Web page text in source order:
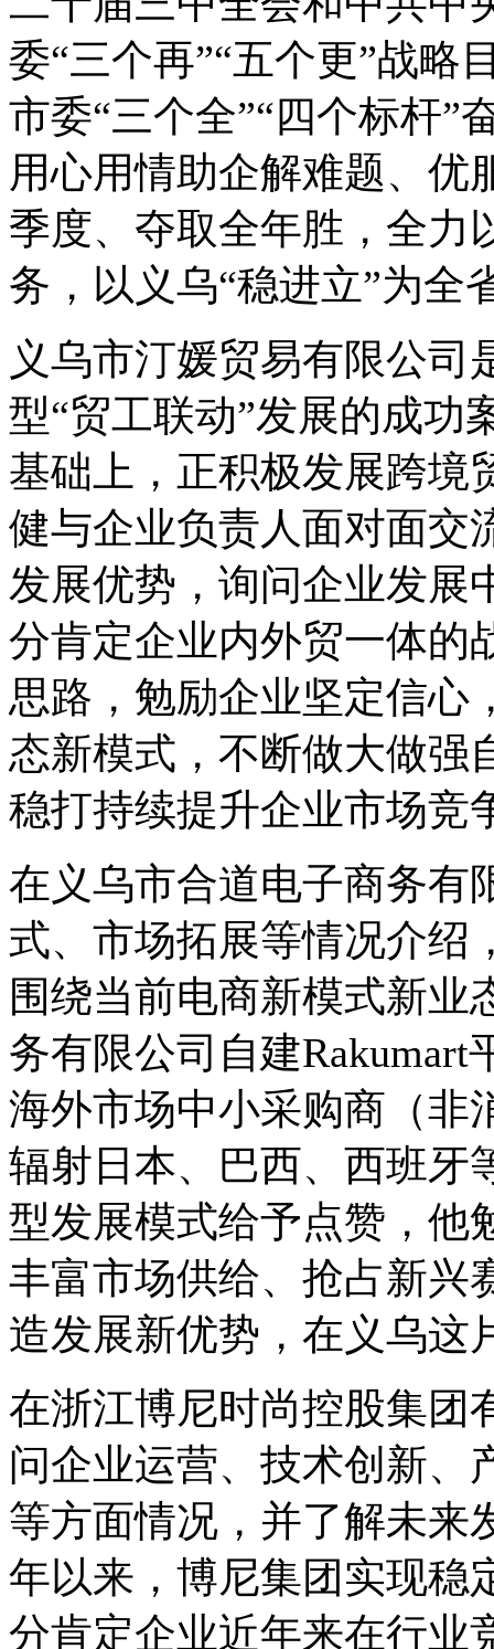
委“三个再”“五个更”战略
市委“三个全”“四个标杆”
用心用情助企解难题、优
季度、夺取全年胜，全力
务，以义乌“稳进立”为全
义乌市汀媛贸易有限公司
型“贸工联动”发展的成功
基础上，正积极发展跨境
健与企业负责人面对面交
发展优势，询问企业发展
分肯定企业内外贸一体的
思路，勉励企业坚定信心
态新模式，不断做大做强
稳打持续提升企业市场竞
在义乌市合道电子商务有
式、市场拓展等情况介绍
围绕当前电商新模式新业
务有限公司自建
海外市场中小采购商（非
辐射日本、巴西、西班牙
型发展模式给予点赞，他
丰富市场供给、抢占新兴
造发展新优势，在义乌这
在浙江博尼时尚控股集团
问企业运营、技术创新、
等方面情况，并了解未来
年以来，博尼集团实现稳
分肯定企业近年来在行业